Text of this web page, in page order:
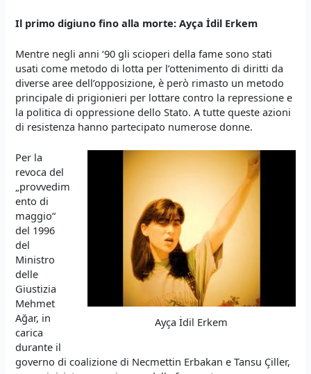
Il primo digiuno fino alla morte: Ayça İdil Erkem
Mentre negli anni ‘90 gli scioperi della fame sono stati
usati come metodo di lotta per l’ottenimento di diritti da
diverse aree dell’opposizione, è però rimasto un metodo
principale di prigionieri per lottare contro la repressione e
la politica di oppressione dello Stato. A tutte queste azioni
di resistenza hanno partecipato numerose donne.
Ayça İdil Erkem
Per la
revoca del
„provvedim
ento di
maggio“
del 1996
del
Ministro
delle
Giustizia
Mehmet
Ağar, in
carica
durante il
governo di coalizione di Necmettin Erbakan e Tansu Çiller,